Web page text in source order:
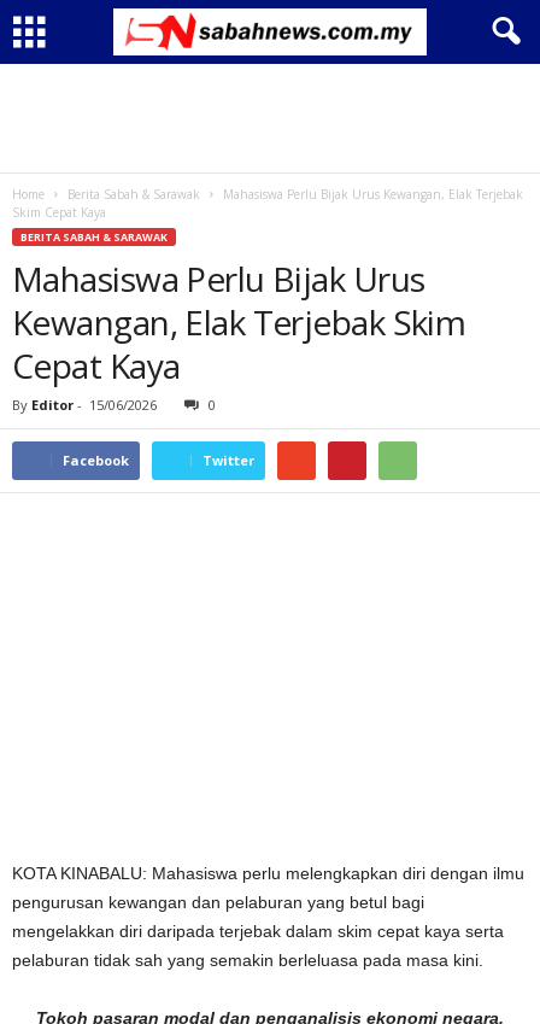
Home Berita Sabah & Sarawak
Mahasiswa Perlu Bijak Urus Kewangan, Elak Terjebak
Skim Cepat Kaya
BERITA SABAH & SARAWAK
Mahasiswa Perlu Bijak Urus
Kewangan, Elak Terjebak Skim
Cepat Kaya
By Editor - 15/06/2026 0
Facebook Twitter
KOTA KINABALU: Mahasiswa perlu melengkapkan diri dengan ilmu
pengurusan kewangan dan pelaburan yang betul bagi
mengelakkan diri daripada terjebak dalam skim cepat kaya serta
pelaburan tidak sah yang semakin berleluasa pada masa kini.
Tokoh pasaran modal dan penganalisis ekonomi negara,